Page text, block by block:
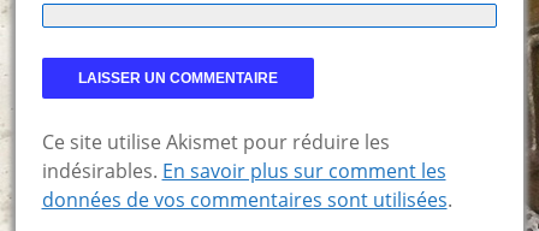
Ce site utilise Akismet pour réduire les
indésirables. En savoir plus sur comment les
données de vos commentaires sont utilisées.